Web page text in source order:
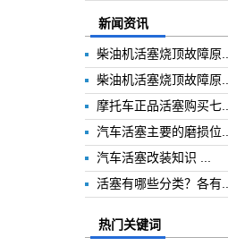
新闻资讯
柴油机活塞烧顶故障原...
柴油机活塞烧顶故障原...
摩托车正品活塞购买七...
汽车活塞主要的磨损位...
汽车活塞改装知识 ...
活塞有哪些分类？各有...
热门关键词